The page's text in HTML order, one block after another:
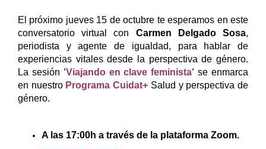
El próximo jueves 15 de octubre te esperamos en este
conversatorio virtual con Carmen Delgado Sosa,
periodista y agente de igualdad, para hablar de
experiencias vitales desde la perspectiva de género.
La sesión 'Viajando en clave feminista' se enmarca
en nuestro Programa Cuidat+ Salud y perspectiva de
género.
A las 17:00h a través de la plataforma Zoom.